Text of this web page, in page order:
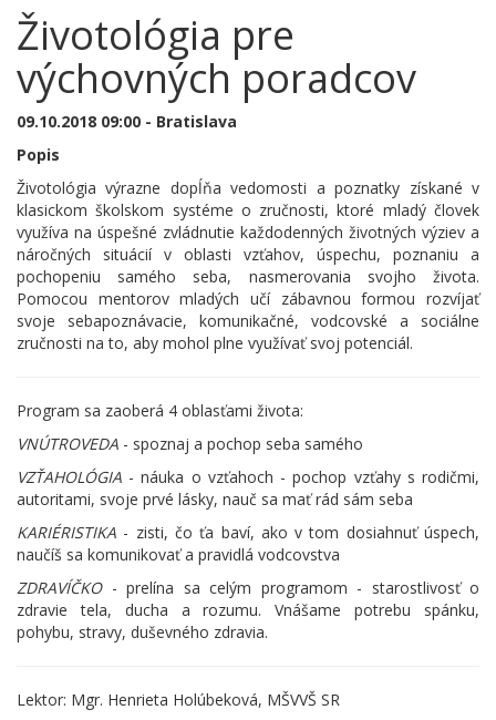
Životológia pre
výchovných poradcov
09.10.2018 09:00 - Bratislava
Popis
Životológia výrazne dopĺňa vedomosti a poznatky získané v
klasickom školskom systéme o zručnosti, ktoré mladý človek
využíva na úspešné zvládnutie každodenných životných výziev a
náročných situácií v oblasti vzťahov, úspechu, poznaniu a
pochopeniu samého seba, nasmerovania svojho života.
Pomocou mentorov mladých učí zábavnou formou rozvíjať
svoje sebapoznávacie, komunikačné, vodcovské a sociálne
zručnosti na to, aby mohol plne využívať svoj potenciál.
Program sa zaoberá 4 oblasťami života:
VNÚTROVEDA - spoznaj a pochop seba samého
VZŤAHOLÓGIA - náuka o vzťahoch - pochop vzťahy s rodičmi,
autoritami, svoje prvé lásky, nauč sa mať rád sám seba
KARIÉRISTIKA - zisti, čo ťa baví, ako v tom dosiahnuť úspech,
naučíš sa komunikovať a pravidlá vodcovstva
ZDRAVÍČKO- prelína sa celým programom - starostlivosť o
zdravie tela, ducha a rozumu. Vnášame potrebu spánku,
pohybu, stravy, duševného zdravia.
Lektor: Mgr. Henrieta Holúbeková, MŠVVŠ SR